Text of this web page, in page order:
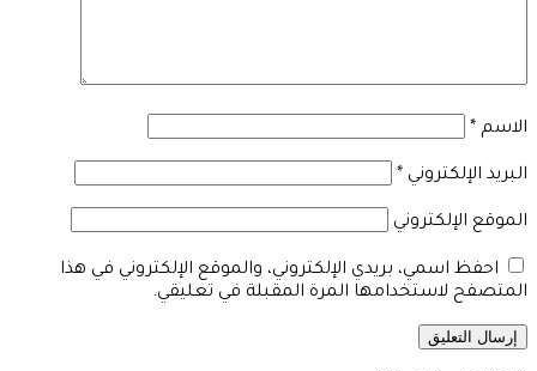
الاسم *
البريد الإلكتروني *
الموقع الإلكتروني
احفظ اسمي، بريدي الإلكتروني، والموقع الإلكتروني في هذا
المتصفح لاستخدامها المرة المقبلة في تعليقي.